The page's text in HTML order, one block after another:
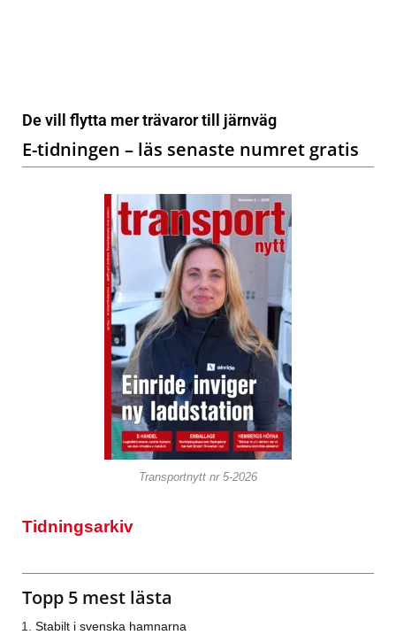
De vill flytta mer trävaror till järnväg
E-tidningen – läs senaste numret gratis
Transportnytt nr 5-2026
Tidningsarkiv
Topp 5 mest lästa
Stabilt i svenska hamnarna